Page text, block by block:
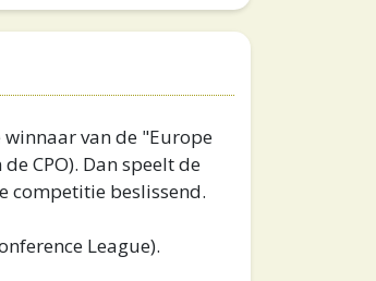
van de "Europe
CPO). Dan speelt de
competitie beslissend.
League).